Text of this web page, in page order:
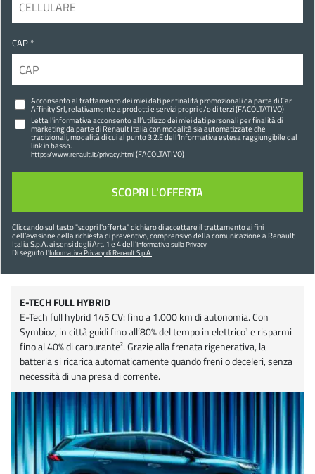
CAP *
Acconsento al trattamento dei miei dati per finalità promozionali da parte di Car
Affinity Srl, relativamente a prodotti e servizi propri e/o di terzi (FACOLTATIVO)
Letta l'informativa acconsento all’utilizzo dei miei dati personali per finalità di
marketing da parte di Renault Italia con modalità sia automatizzate che
tradizionali, modalità di cui al punto 3.2.E dell’Informativa estesa raggiungibile dal
link in basso.
https://www.renault.it/privacy.html(FACOLTATIVO)
Cliccando sul tasto "scopri l'offerta" dichiaro di accettare il trattamento ai fini
dell’evasione della richiesta di preventivo, comprensivo della comunicazione a Renault
Italia S.p.A. ai sensi degli Art. 1 e 4 dell'Informativa sulla Privacy
Di seguito l'Informativa Privacy di Renault S.p.A.
E-TECH FULL HYBRID
E-Tech full hybrid 145 CV: fino a 1.000 km di autonomia. Con
Symbioz, in città guidi fino all’80% del tempo in elettrico¹ e risparmi
fino al 40% di carburante². Grazie alla frenata rigenerativa, la
batteria si ricarica automaticamente quando freni o deceleri, senza
necessità di una presa di corrente.